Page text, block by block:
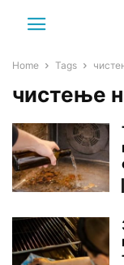
Home Tags
чистење